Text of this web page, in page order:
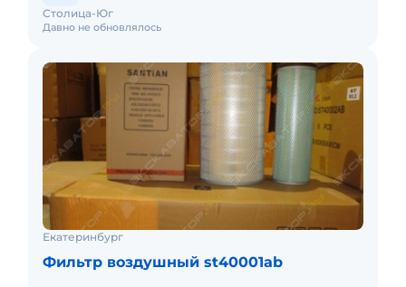
Давно не обновлялось
Столица-Юг
Екатеринбург
Фильтр воздушный st40001ab